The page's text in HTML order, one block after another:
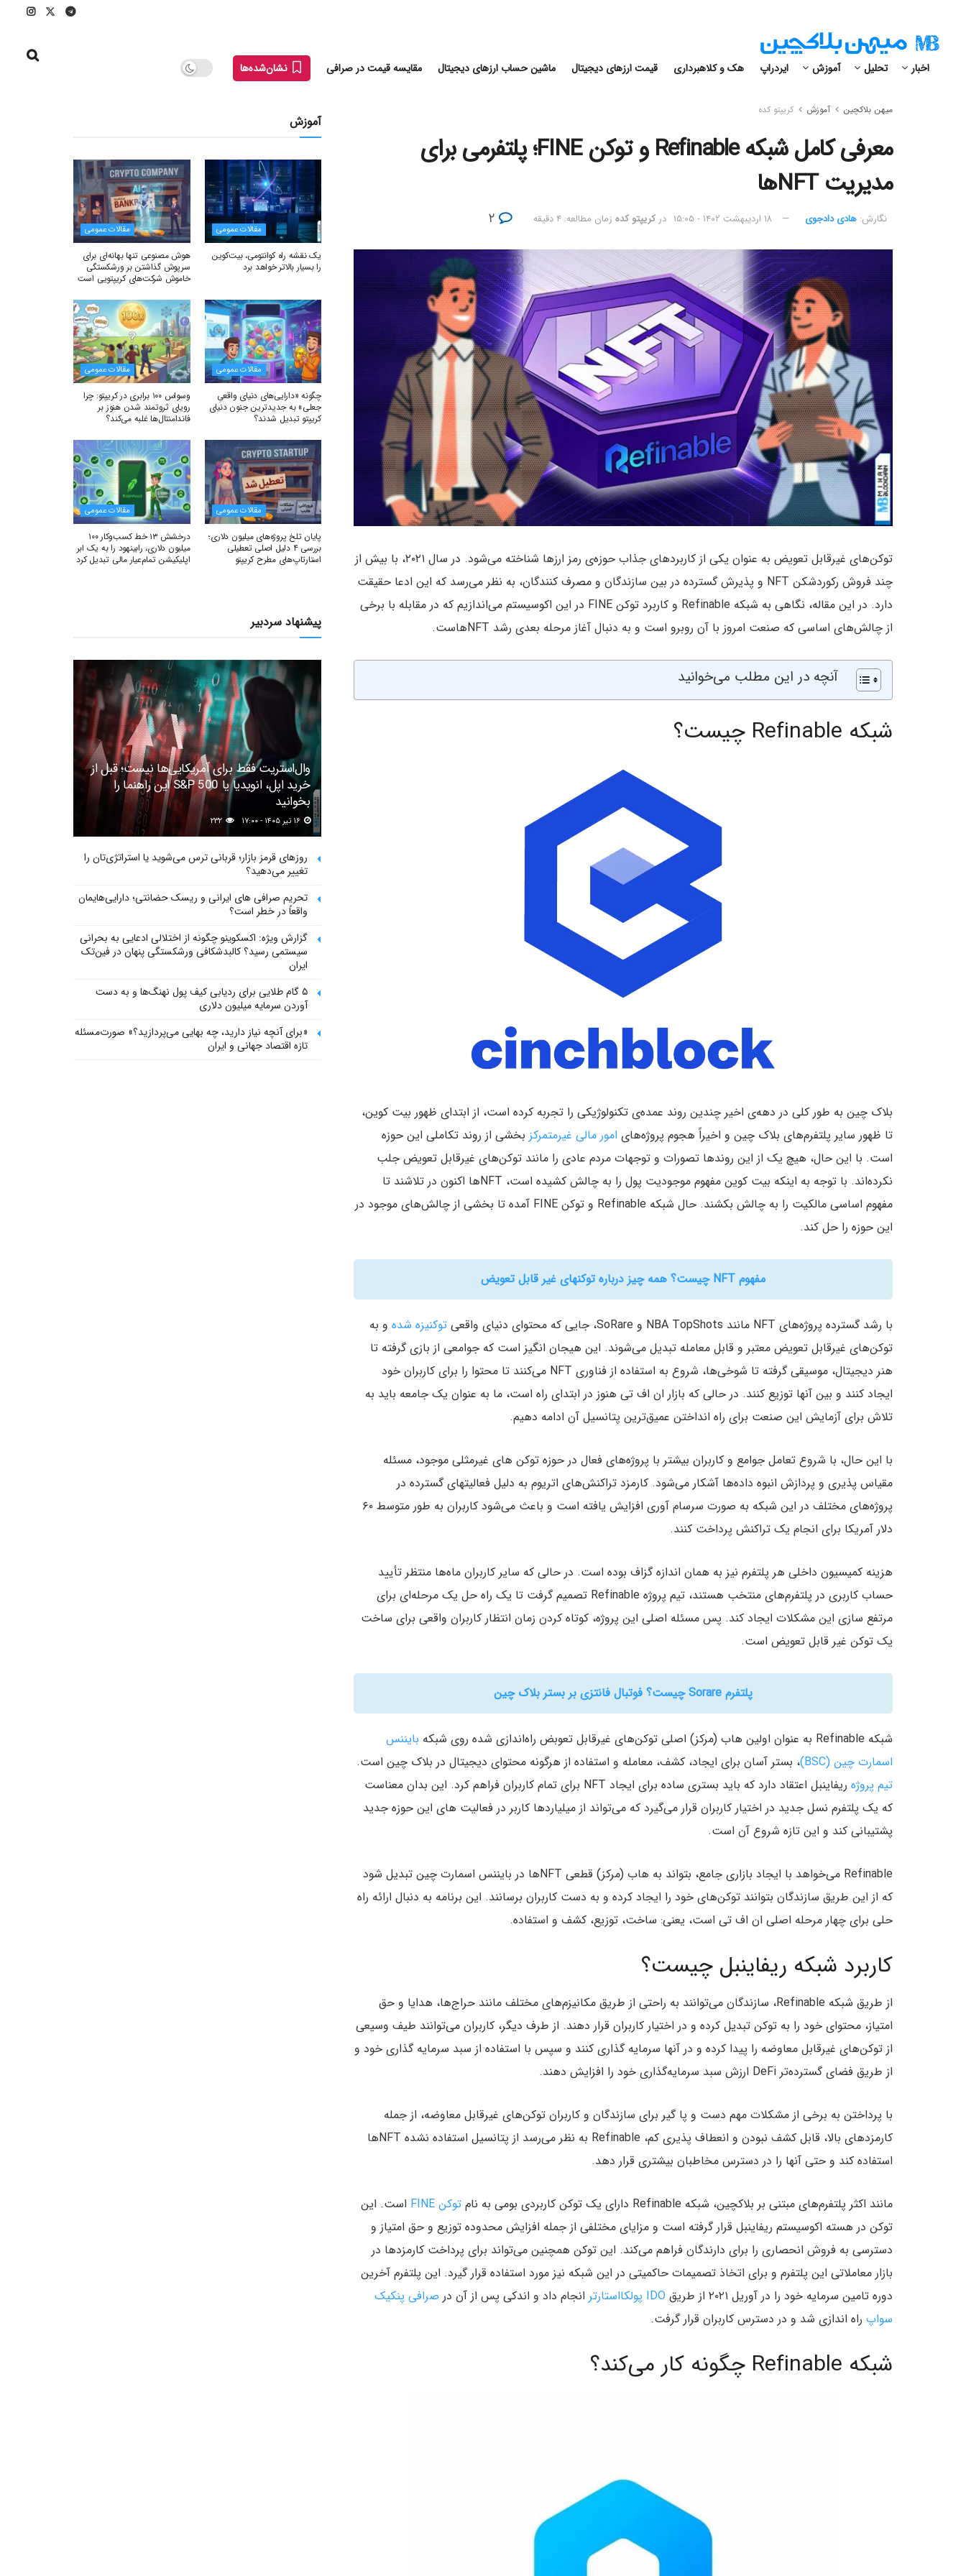
اخبار تحلیل آموزش ایردراپ هک و کلاهبرداری قیمت ارزهای دیجیتال ماشین حساب ارزهای دیجیتال مقایسه قیمت در صرافی نشان‌شده‌ها
میهن بلاکچین آموزش کریپتو کده
معرفی کامل شبکه Refinable و توکن FINE؛ پلتفرمی برای
مدیریت NFTها
نگارش:‌ هادی دادجوی ۱۸ اردیبهشت ۱۴۰۲ - ۱۵:۰۵ در کریپتو کده زمان مطالعه: ۴ دقیقه
توکن‌های غیرقابل تعویض به عنوان یکی از کاربردهای جذاب حوزه‌ی رمز ارزها شناخته می‌شود. در سال ۲۰۲۱، با بیش از
چند فروش رکوردشکن NFT و پذیرش گسترده در بین سازندگان و مصرف کنندگان، به نظر می‌رسد که این ادعا حقیقت
دارد. در این مقاله، نگاهی به شبکه Refinable و کاربرد توکن FINE در این اکوسیستم می‌اندازیم که در مقابله با برخی
از چالش‌های اساسی که صنعت امروز با آن روبرو است و به دنبال آغاز مرحله بعدی رشد NFTهاست.
آنچه در این مطلب می‌خوانید
شبکه Refinable چیست؟
بلاک چین به طور کلی در دهه‌ی اخیر چندین روند عمده‌ی تکنولوژیکی را تجربه کرده است، از ابتدای ظهور بیت کوین،
تا ظهور سایر پلتفرم‌های بلاک چین و اخیراً هجوم پروژه‌های امور مالی غیرمتمرکز بخشی از روند تکاملی این حوزه
است. با این حال، هیچ یک از این روندها تصورات و توجهات مردم عادی را مانند توکن‌های غیرقابل تعویض جلب
نکرده‌اند. با توجه به اینکه بیت کوین مفهوم موجودیت پول را به چالش کشیده است، NFTها اکنون در تلاشند تا
مفهوم اساسی مالکیت را به چالش بکشند. حال شبکه Refinable و توکن FINE آمده تا بخشی از چالش‌های موجود در
این حوزه را حل کند.
مفهوم NFT چیست؟ همه چیز درباره توکنهای غیر قابل تعویض
با رشد گسترده پروژه‌های NFT مانند NBA TopShots و SoRare، جایی که محتوای دنیای واقعی توکنیزه شده و به
توکن‌های غیرقابل تعویض معتبر و قابل معامله تبدیل می‌شوند. این هیجان انگیز است که جوامعی از بازی گرفته تا
هنر دیجیتال، موسیقی گرفته تا شوخی‌ها، شروع به استفاده از فناوری NFT می‌کنند تا محتوا را برای کاربران خود
ایجاد کنند و بین آنها توزیع کنند. در حالی که بازار ان اف تی هنوز در ابتدای راه است، ما به عنوان یک جامعه باید به
تلاش برای آزمایش این صنعت برای راه انداختن عمیق‌ترین پتانسیل آن ادامه دهیم.
با این حال، با شروع تعامل جوامع و کاربران بیشتر با پروژه‌های فعال در حوزه توکن های غیرمثلی موجود، مسئله
مقیاس پذیری و پردازش انبوه داده‌ها آشکار می‌شود. کارمزد تراکنش‌های اتریوم به دلیل فعالیتهای گسترده در
پروژه‌های مختلف در این شبکه به صورت سرسام آوری افزایش یافته است و باعث می‌شود کاربران به طور متوسط ​​۶۰
دلار آمریکا برای انجام یک تراکنش پرداخت کنند.
هزینه کمیسیون داخلی هر پلتفرم نیز به همان اندازه گزاف بوده است. در حالی که سایر کاربران ماه‌ها منتظر تأیید
حساب کاربری در پلتفرم‌های منتخب هستند، تیم پروژه Refinable تصمیم گرفت تا یک راه حل یک مرحله‌ای برای
مرتفع سازی این مشکلات ایجاد کند. پس مسئله اصلی این پروژه، کوتاه کردن زمان انتظار کاربران واقعی برای ساخت
یک توکن غیر قابل تعویض است.
پلتفرم Sorare چیست؟ فوتبال فانتزی بر بستر بلاک چین
شبکه Refinable به عنوان اولین هاب (مرکز) اصلی توکن‌های غیرقابل تعوبض راه‌اندازی شده روی شبکه
بایننس
اسمارت چین (BSC)
، بستر آسان برای ایجاد، کشف، معامله و استفاده از هرگونه محتوای دیجیتال در بلاک چین است.
تیم پروژه
ریفاینبل اعتقاد دارد که باید بستری ساده برای ایجاد NFT برای تمام کاربران فراهم کرد. این بدان معناست
که یک پلتفرم نسل جدید در اختیار کاربران قرار می‌گیرد که می‌تواند از میلیاردها کاربر در فعالیت های این حوزه جدید
پشتیبانی کند و این تازه شروع آن است.
Refinable می‌خواهد با ایجاد بازاری جامع، بتواند به هاب (مرکز) قطعی NFTها در بایننس اسمارت چین تبدیل شود
که از این طریق سازندگان بتوانند توکن‌های خود را ایجاد کرده و به دست کاربران برسانند. این برنامه به دنبال ارائه راه
حلی برای چهار مرحله اصلی ان اف تی است، یعنی: ساخت، توزیع، کشف و استفاده.
کاربرد شبکه ریفاینبل چیست؟
از طریق شبکه Refinable، سازندگان می‌توانند به راحتی از طریق مکانیزم‌های مختلف مانند حراج‌ها، هدایا و حق
امتیاز، محتوای خود را به توکن تبدیل کرده و در اختیار کاربران قرار دهند. از طرف دیگر، کاربران می‌توانند طیف وسیعی
از توکن‌های غیرقابل معاوضه را پیدا کرده و در آنها سرمایه گذاری کنند و سپس با استفاده از سبد سرمایه گذاری خود و
از طریق فضای گسترده‌تر DeFi ارزش سبد سرمایه‌گذاری خود را افزایش دهند.
با پرداختن به برخی از مشکلات مهم دست و پا گیر برای سازندگان و کاربران توکن‌های غیرقابل معاوضه، از جمله
کارمزدهای بالا، قابل کشف نبودن و انعطاف پذیری کم، Refinable به نظر می‌رسد از پتانسیل استفاده نشده NFTها
استفاده کند و حتی آنها را در دسترس مخاطبان بیشتری قرار دهد.
مانند اکثر پلتفرم‌های مبتنی بر بلاکچین، شبکه Refinable دارای یک توکن کاربردی بومی به نام توکن FINE
است. این
توکن در هسته اکوسیستم ریفاینبل قرار گرفته است و مزایای مختلفی از جمله افزایش محدوده توزیع و حق امتیاز و
دسترسی به فروش انحصاری را برای دارندگان فراهم می‌کند. این توکن همچنین می‌تواند برای پرداخت کارمزدها در
بازار معاملاتی این پلتفرم و برای اتخاذ تصمیمات حاکمیتی در این شبکه نیز مورد استفاده قرار گیرد. این پلتفرم آخرین
دوره تامین سرمایه خود را در آوریل ۲۰۲۱ از طریق
IDO پولکااستارتر انجام داد و اندکی پس از آن در صرافی پنکیک
سواپ راه اندازی شد و در دسترس کاربران قرار گرفت.
شبکه Refinable چگونه کار می‌کند؟
آموزش
مقالات عمومی
یک نقشه راه کوانتومی، بیت‌کوین
را بسیار بالاتر خواهد برد
مقالات عمومی
هوش مصنوعی تنها بهانه‌ای برای
سرپوش گذاشتن بر ورشکستگی
خاموش شرکت‌های کریپتویی است
مقالات عمومی
چگونه «دارایی‌های دنیای واقعیِ
جعلی» به جدیدترین جنون دنیای
کریپتو تبدیل شدند؟
مقالات عمومی
وسواس ۱۰۰ برابری در کریپتو: چرا
رویای ثروتمند شدن هنوز بر
فاندامنتال‌ها غلبه می‌کند؟
مقالات عمومی
پایان تلخ پروژه‌های میلیون دلاری؛
بررسی ۴ دلیل اصلی تعطیلی
استارتاپ‌های مطرح کریپتو
مقالات عمومی
درخشش ۱۳ خط کسب‌وکار ۱۰۰
میلیون دلاری، رابینهود را به یک ابر
اپلیکیشن تمام‌عیار مالی تبدیل کرد
پیشنهاد سردبیر
وال‌استریت فقط برای آمریکایی‌ها نیست؛ قبل از
خرید اپل، انویدیا یا S&P 500 این راهنما را
بخوانید
روزهای قرمز بازار؛ قربانی ترس می‌شوید یا استراتژی‌تان را
تغییر می‌دهید؟
تحریم صرافی های ایرانی و ریسک حضانتی؛ دارایی‌هایمان
واقعاً در خطر است؟
گزارش ویژه: اکسکوینو چگونه از اختلالی ادعایی به بحرانی
سیستمی رسید؟ کالبدشکافی ورشکستگی پنهان در فین‌تک
ایران
۵ گام طلایی برای ردیابی کیف پول‌ نهنگ‌ها و به دست
آوردن سرمایه میلیون دلاری
«برای آنچه نیاز دارید، چه بهایی می‌پردازید؟» صورت‌مسئله
تازه اقتصاد جهانی و ایران